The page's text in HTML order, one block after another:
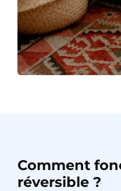
Comment
réversible ?